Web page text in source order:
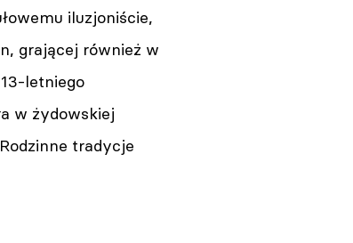
iluzjoniście,
grającej również w
letniego
w żydowskiej
tradycje